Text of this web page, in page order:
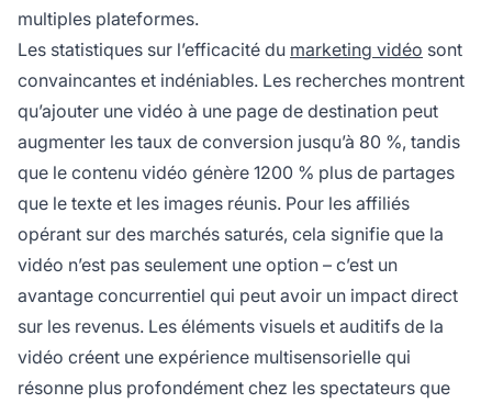
multiples plateformes.
Les statistiques sur l’efficacité du marketing vidéo sont
convaincantes et indéniables. Les recherches montrent
qu’ajouter une vidéo à une page de destination peut
augmenter les taux de conversion jusqu’à 80 %, tandis
que le contenu vidéo génère 1200 % plus de partages
que le texte et les images réunis. Pour les affiliés
opérant sur des marchés saturés, cela signifie que la
vidéo n’est pas seulement une option – c’est un
avantage concurrentiel qui peut avoir un impact direct
sur les revenus. Les éléments visuels et auditifs de la
vidéo créent une expérience multisensorielle qui
résonne plus profondément chez les spectateurs que